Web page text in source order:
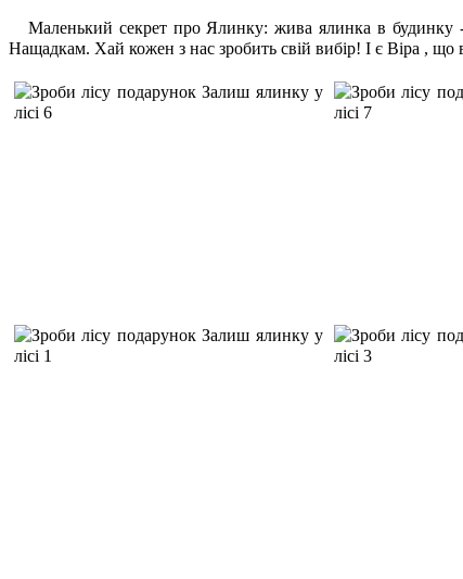
Маленький секрет про Ялинку: жива ялинка в будинку
Нащадкам. Хай кожен з нас зробить свій вибір! І є Віра , що